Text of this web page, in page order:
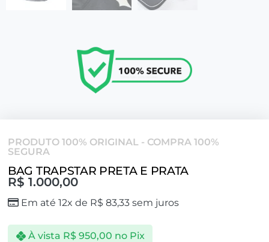
PRODUTO 100% ORIGINAL - COMPRA 100%
SEGURA
BAG TRAPSTAR PRETA E PRATA
R$ 1.000,00
Em até 12x de R$ 83,33 sem juros
À vista R$950,00 no Pix